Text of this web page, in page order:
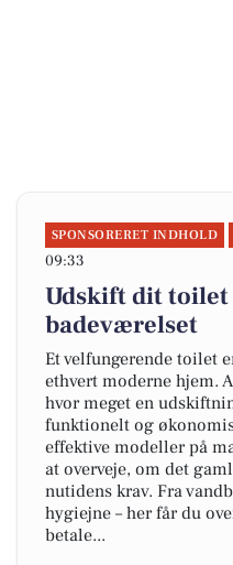
SPONSORERET INDHOLD
09:33
Udskift dit toilet
badeværelset
Et velfungerende toilet
ethvert moderne hjem.
hvor meget en
funktionelt og
effektive modeller på
at overveje, om det
nutidens krav. Fra
hygiejne – her får du
betale...